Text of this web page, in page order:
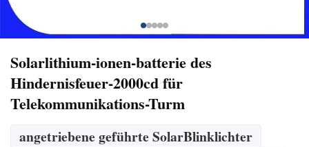
Solarlithium-ionen-batterie des
Hindernisfeuer-2000cd für
Telekommunikations-Turm
angetriebene geführte SolarBlinklichter